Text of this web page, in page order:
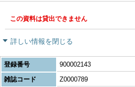
この資料は貸出できません
詳しい情報を閉じる
登録番号
900002143
雑誌コード
Z0000789